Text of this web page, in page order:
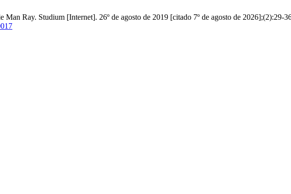
Man Ray. Studium [Internet]. 26º de agosto de 2019 [citado 7º de agosto de 2026];(2):29-